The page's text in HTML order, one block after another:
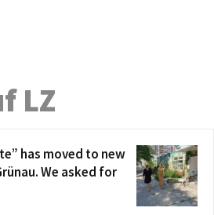
LZ
has moved to new
We asked for